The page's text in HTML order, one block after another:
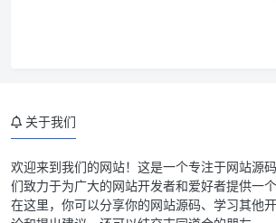
模板简介
关于我们
欢迎来到我们的网站！这是一个专注于网站源
们致力于为广大的网站开发者和爱好者提供一
在这里，你可以分享你的网站源码、学习其他